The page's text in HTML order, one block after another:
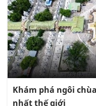
Khám phá ngôi
nhất thế giới